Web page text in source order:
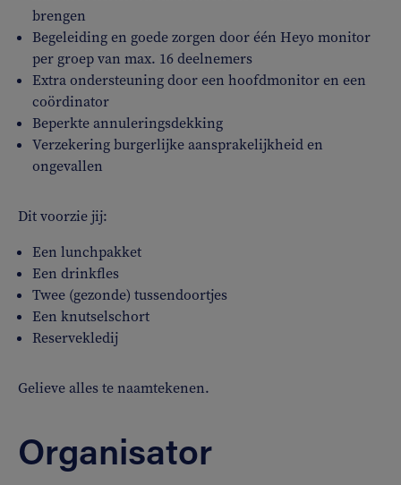
brengen
Begeleiding en goede zorgen door één Heyo monitor
per groep van max. 16 deelnemers
Extra ondersteuning door een hoofdmonitor en een
coördinator
Beperkte annuleringsdekking
Verzekering burgerlijke aansprakelijkheid en
ongevallen
Dit voorzie jij:
Een lunchpakket
Een drinkfles
Twee (gezonde) tussendoortjes
Een knutselschort
Reservekledij
Gelieve alles te naamtekenen.
Organisator